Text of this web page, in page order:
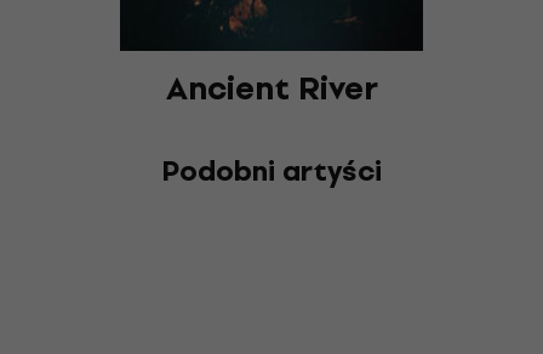
Ancient River
Podobni artyści